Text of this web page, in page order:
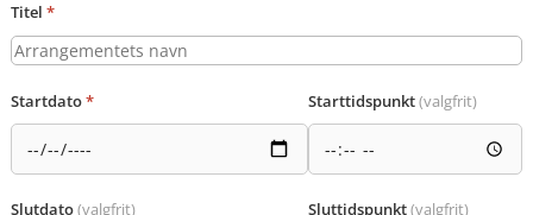
Titel *
Startdato* Starttidspunkt(valgfrit)
Slutdato(valgfrit) Sluttidspunkt(valgfrit)